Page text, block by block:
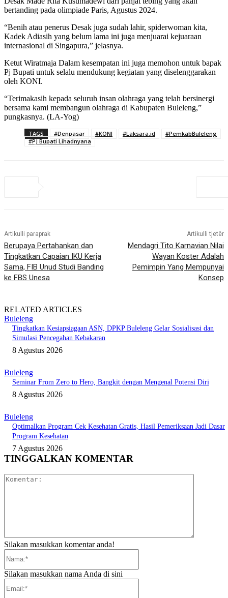
bertanding pada olimpiade Paris, Agustus 2024.
“Benih atau penerus Desak juga sudah lahir, spiderwoman kita,
Kadek Adiasih yang belum lama ini juga menjuarai kejuaraan
internasional di Singapura,” jelasnya.
Ketut Wiratmaja Dalam kesempatan ini juga memohon untuk bapak
Pj Bupati untuk selalu mendukung kegiatan yang diselenggarakan
oleh KONI.
“Terimakasih kepada seluruh insan olahraga yang telah bersinergi
bersama kami membangun olahraga di Kabupaten Buleleng,”
pungkasnya. (LA-Yog)
TAGS #Denpasar #KONI #Laksara.id
#PemkabBuleleng
#PJ Bupati Lihadnyana
Artikulli paraprak
Berupaya Pertahankan dan
Tingkatkan Capaian IKU Kerja
Sama, FIB Unud Studi Banding
ke FBS Unesa
Artikulli tjetër
Mendagri Tito Karnavian Nilai
Wayan Koster Adalah
Pemimpin Yang Mempunyai
Konsep
RELATED ARTICLES
Buleleng
Tingkatkan Kesiapsiagaan ASN, DPKP Buleleng Gelar Sosialisasi dan
Simulasi Pencegahan Kebakaran
8 Agustus 2026
Buleleng
Seminar From Zero to Hero, Bangkit dengan Mengenal Potensi Diri
8 Agustus 2026
Buleleng
Optimalkan Program Cek Kesehatan Gratis, Hasil Pemeriksaan Jadi Dasar
Program Kesehatan
7 Agustus 2026
TINGGALKAN KOMENTAR
Silakan masukkan komentar anda!
Silakan masukkan nama Anda di sini